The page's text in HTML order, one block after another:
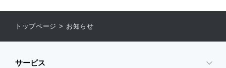
トップページ > お知らせ
サービス